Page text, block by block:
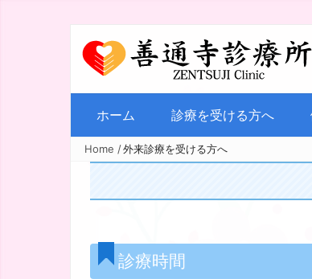
ホーム 診療を受ける方へ
Home /外来診療を受ける方へ
診療時間